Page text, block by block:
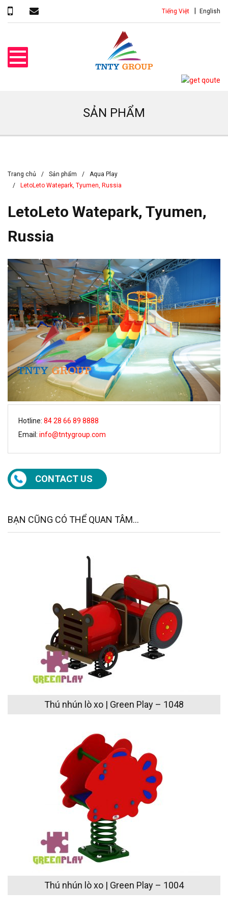
Tiếng Việt English
SẢN PHẨM
Trang chủ Sản phẩm
Aqua Play
LetoLeto Watepark, Tyumen, Russia
LetoLeto Watepark, Tyumen,
Russia
Hotline: 84 28 66 89 8888
Email: info@tntygroup.com
CONTACT US
BẠN CŨNG CÓ THỂ QUAN TÂM...
Thú nhún lò xo | Green Play – 1048
Thú nhún lò xo | Green Play – 1004